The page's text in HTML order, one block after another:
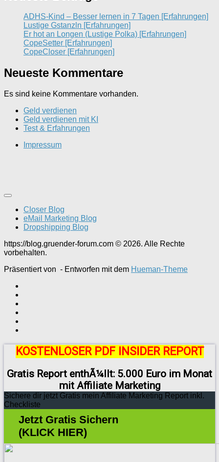
ADHS-Kind – Besser lernen in 7 Tagen [Erfahrungen]
Lustige Gstanzln [Erfahrungen]
Er hot an Longen (Lustige Polka) [Erfahrungen]
CopeSetter [Erfahrungen]
CopeCloser [Erfahrungen]
Neueste Kommentare
Es sind keine Kommentare vorhanden.
Geld verdienen
Geld verdienen mit KI
Test & Erfahrungen
Impressum
Closer Blog
eMail Marketing Blog
Dropshipping Blog
https://blog.gruender-forum.com © 2026. Alle Rechte
vorbehalten.
Präsentiert von - Entworfen mit dem Hueman-Theme
KOSTENLOSER PDF INSIDER REPORT
Gratis Report enthÃ¼llt: 5.000 Euro im Monat
mit Affiliate Marketing
Sichere dir jetzt Gratis mein Affiliate Marketing Report inkl.
Checkliste
Jetzt Gratis Sichern
(KLICK HIER)